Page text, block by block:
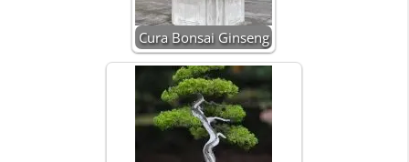
Cura Bonsai Ginseng